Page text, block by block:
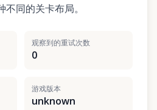
同的关卡布局。
观察到的重试次数
0
游戏版本
unknown